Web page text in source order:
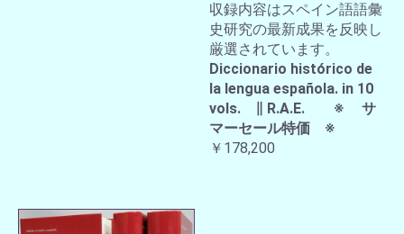
収録内容はスペイン語語彙
史研究の最新成果を反映し
厳選されています。
Diccionario histórico de
la lengua española. in 10
vols. ∥ R.A.E. ※ サ
マーセール特価 ※
￥178,200